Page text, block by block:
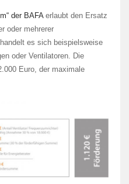
der BAFAerlaubt den Ersatz
oder mehrerer
es sich beispielsweise
oder Ventilatoren. Die
Euro, der maximale